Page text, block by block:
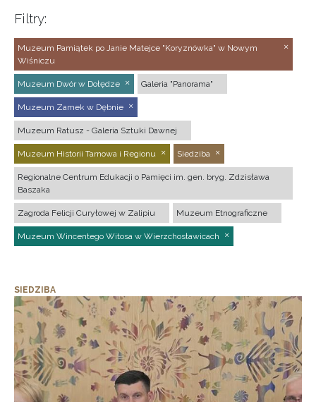
Filtry:
Muzeum Pamiątek po Janie Matejce "Koryznówka" w Nowym
Wiśniczu
Muzeum Dwór w Dołędze Galeria "Panorama"
Muzeum Zamek w Dębnie
Muzeum Ratusz - Galeria Sztuki Dawnej
Muzeum Historii Tarnowa i Regionu Siedziba
Regionalne Centrum Edukacji o Pamięci im. gen. bryg. Zdzisława
Baszaka
Zagroda Felicji Curyłowej w Zalipiu Muzeum Etnograficzne
Muzeum Wincentego Witosa w Wierzchosławicach
SIEDZIBA